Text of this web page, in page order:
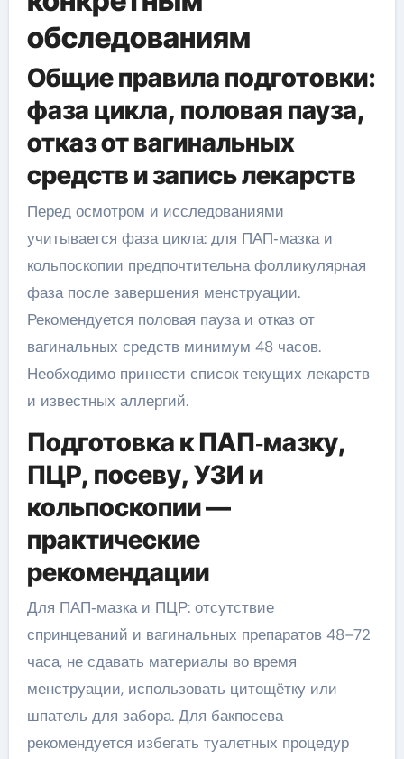
обследованиям
Общие правила подготовки:
фаза цикла, половая пауза,
отказ от вагинальных
средств и запись лекарств
Перед осмотром и исследованиями
учитывается фаза цикла: для ПАП‑мазка и
кольпоскопии предпочтительна фолликулярная
фаза после завершения менструации.
Рекомендуется половая пауза и отказ от
вагинальных средств минимум 48 часов.
Необходимо принести список текущих лекарств
и известных аллергий.
Подготовка к ПАП‑мазку,
ПЦР, посеву, УЗИ и
кольпоскопии —
практические
рекомендации
Для ПАП‑мазка и ПЦР: отсутствие
спринцеваний и вагинальных препаратов 48–72
часа, не сдавать материалы во время
менструации, использовать цитощётку или
шпатель для забора. Для бакпосева
рекомендуется избегать туалетных процедур